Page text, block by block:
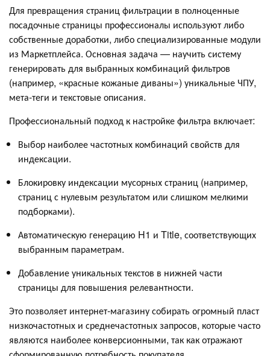
Для превращения страниц фильтрации в полноценные
посадочные страницы профессионалы используют либо
собственные доработки, либо специализированные модули
из Маркетплейса. Основная задача — научить систему
генерировать для выбранных комбинаций фильтров
(например, «красные кожаные диваны») уникальные ЧПУ,
мета-теги и текстовые описания.
Профессиональный подход к настройке фильтра включает:
Выбор наиболее частотных комбинаций свойств для
индексации.
Блокировку индексации мусорных страниц (например,
страниц с нулевым результатом или слишком мелкими
подборками).
Автоматическую генерацию H1 и Title, соответствующих
выбранным параметрам.
Добавление уникальных текстов в нижней части
страницы для повышения релевантности.
Это позволяет интернет-магазину собирать огромный пласт
низкочастотных и среднечастотных запросов, которые часто
являются наиболее конверсионными, так как отражают